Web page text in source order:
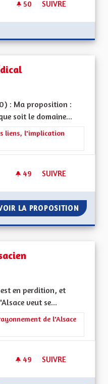
50 50 ABONNÉS
SUIVRE
: Ma proposition :
soit le domaine...
: Les solidarités, les soins
liens, l'implication
49 49 ABONNÉS
SUIVRE
LA PROPOSITION
en perdition, et
veut se...
: La Culture, l'Education et
de l'Alsace
49 49 ABONNÉS
SUIVRE